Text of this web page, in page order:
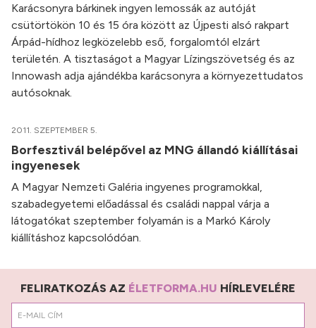
Karácsonyra bárkinek ingyen lemossák az autóját
csütörtökön 10 és 15 óra között az Újpesti alsó rakpart
Árpád-hídhoz legközelebb eső, forgalomtól elzárt
területén. A tisztaságot a Magyar Lízingszövetség és az
Innowash adja ajándékba karácsonyra a környezettudatos
autósoknak.
2011. SZEPTEMBER 5.
Borfesztivál belépővel az MNG állandó kiállításai
ingyenesek
A Magyar Nemzeti Galéria ingyenes programokkal,
szabadegyetemi előadással és családi nappal várja a
látogatókat szeptember folyamán is a Markó Károly
kiállításhoz kapcsolódóan.
FELIRATKOZÁS AZ ÉLETFORMA.HU HÍRLEVELÉRE